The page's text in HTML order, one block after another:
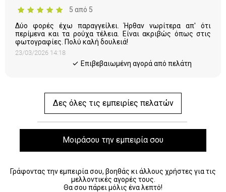
5 από 5
Δύο φορές έχω παραγγείλει. Ήρθαν νωρίτερα απ' ότι
περίμενα και τα ρούχα τέλεια. Είναι ακριβώς όπως στις
φωτογραφίες. Πολύ καλή δουλειά!
23/03/2026 14:18
Eπιβεβαιωμένη αγορά από πελάτη
Δες όλες τις εμπειρίες πελατών
Μοιράσου την εμπειρία σου
Γράφοντας την εμπειρία σου, βοηθάς κι άλλους χρήστες για τις
μελλοντικές αγορές τους.
Θα σου πάρει μόλις ένα λεπτό!